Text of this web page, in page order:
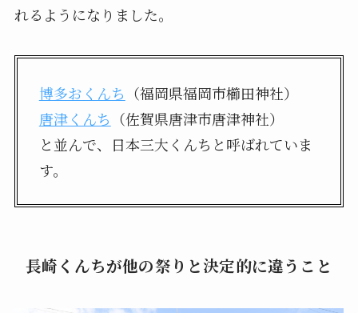
れるようになりました。
博多おくんち （福岡県福岡市櫛田神社）
唐津くんち （佐賀県唐津市唐津神社）
と並んで、日本三大くんちと呼ばれていま
す。
長崎くんちが他の祭りと決定的に違うこと